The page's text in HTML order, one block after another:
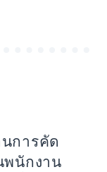
การคัด
พนักงาน